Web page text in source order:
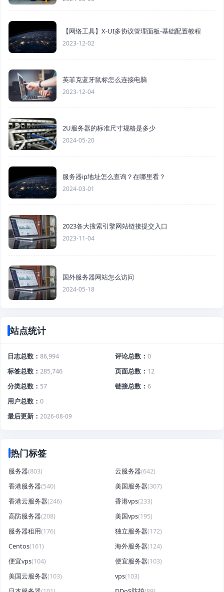
【网络工具】X-UI多协议管理面板-基础配置教程
2023-12-02
英菲克蓝牙鼠标怎么连接电脑
2023-12-04
2U服务器的标准尺寸规格是多少
2024-05-20
服务器ip地址怎么查询？在哪里看？
2024-03-01
2023各大搜索引擎网站链接提交入口
2023-11-04
国外服务器网站怎么访问
2024-05-18
站点统计
日志总数 86,994 评论总数
0
标签总数
285,746 页面总数
12
分类总数
57 链接总数
6
用户总数
0
最后更新
2026-08-09
热门标签
服务器(803) 云服务器(642)
香港服务器(540) 美国服务器(307)
香港云服务器(246) 香港vps(233)
高防服务器(208) 美国vps(195)
服务器租用(176) 独立服务器(172)
Centos(161) 海外服务器(124)
便宜vps(104) 便宜服务器(103)
美国云服务器(103) vps(103)